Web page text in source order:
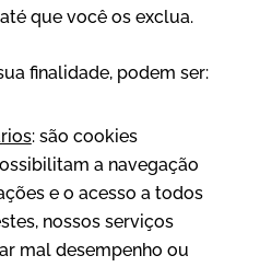
que você os exclua.
finalidade, podem ser:
: são cookies
a navegação
e o acesso a todos
nossos serviços
mal desempenho ou